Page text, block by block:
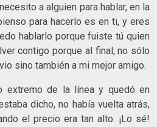
a alguien para hablar, en la
para hacerlo es en ti, y eres
hablarlo porque fuiste tú quien
contigo porque al final, no sólo
sino también a mi mejor amigo.
extremo de la línea y quedó en
dicho, no había vuelta atrás,
el precio era tan alto. ¡Lo sé!